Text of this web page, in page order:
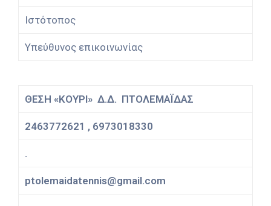
Ιστότοπος
Υπεύθυνος επικοινωνίας
ΘΕΣΗ «ΚΟΥΡΙ» Δ.Δ. ΠΤΟΛΕΜΑΪΔΑΣ
2463772621 , 6973018330
.
ptolemaidatennis@gmail.com